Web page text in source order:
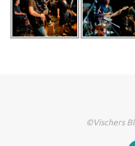
©Vischers